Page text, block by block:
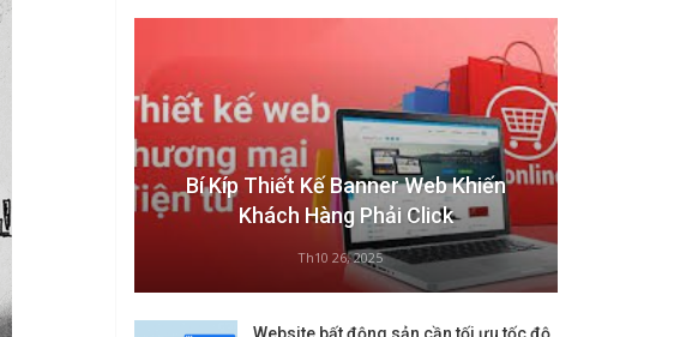
Bí Kíp Thiết Kế Banner Web Khiến
Khách Hàng Phải Click
Th10 26, 2025